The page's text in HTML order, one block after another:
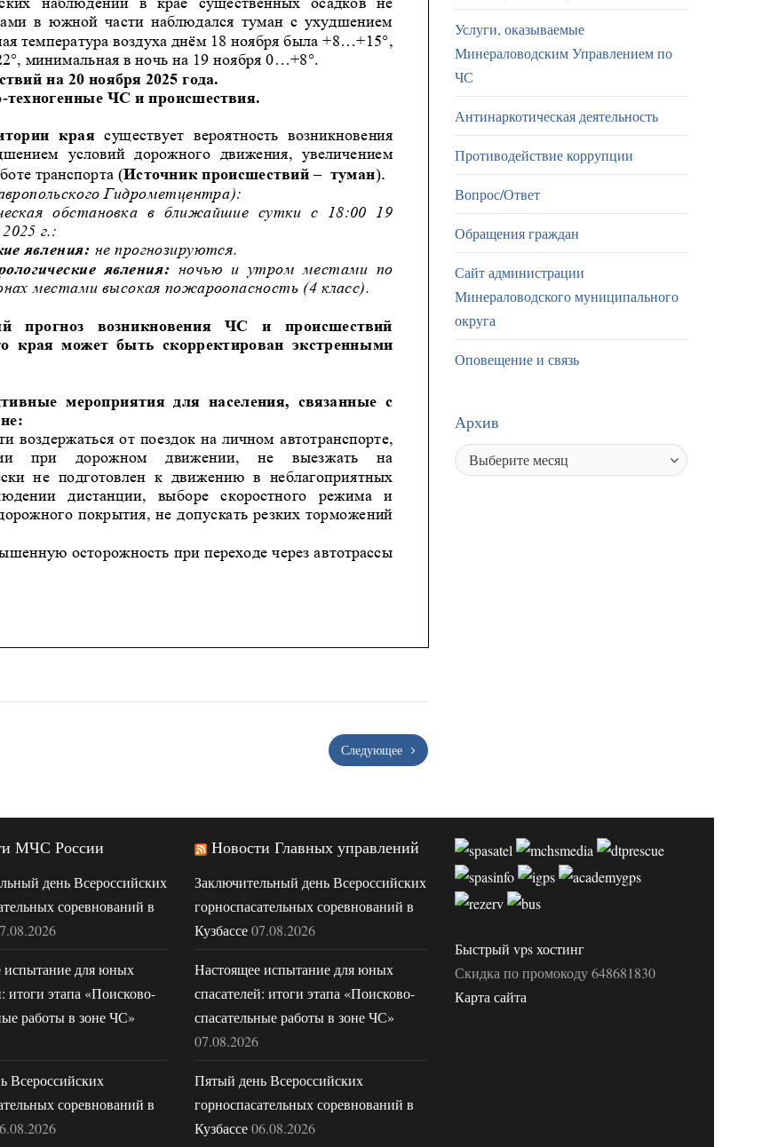
Следующее
Услуги, оказываемые
Минераловодским Управлением по
ЧС
Антинаркотическая деятельность
Противодействие коррупции
Вопрос/Ответ
Обращения граждан
Сайт администрации
Минераловодского муниципального
округа
Оповещение и связь
Архив
МЧС России
день Всероссийских
соревнований в
испытание для юных
итоги этапа «Поисково-
работы в зоне ЧС»
Всероссийских
соревнований в
Новости Главных управлений
Заключительный день Всероссийских
горноспасательных соревнований в
Кузбассе07.08.2026
Настоящее испытание для юных
спасателей: итоги этапа «Поисково-
спасательные работы в зоне ЧС»
07.08.2026
Пятый день Всероссийских
горноспасательных соревнований в
Кузбассе06.08.2026
Быстрый vps хостинг
Скидка по промокоду 648681830
Карта сайта